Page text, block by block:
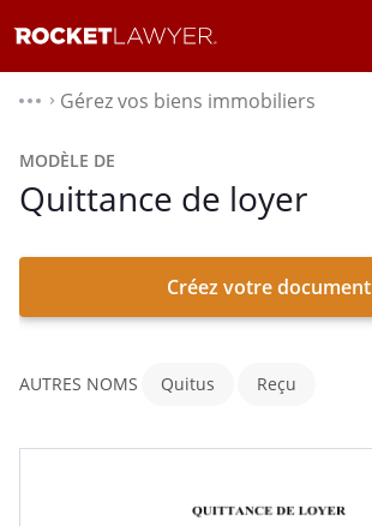
⌃ Gérez vos biens immobiliers
MODÈLE DE
Quittance de loyer
Créez votre document
AUTRES NOMS Quitus Reçu